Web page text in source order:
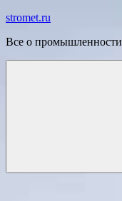
Перейти
содержимому
stromet.ru
Все о промышленности